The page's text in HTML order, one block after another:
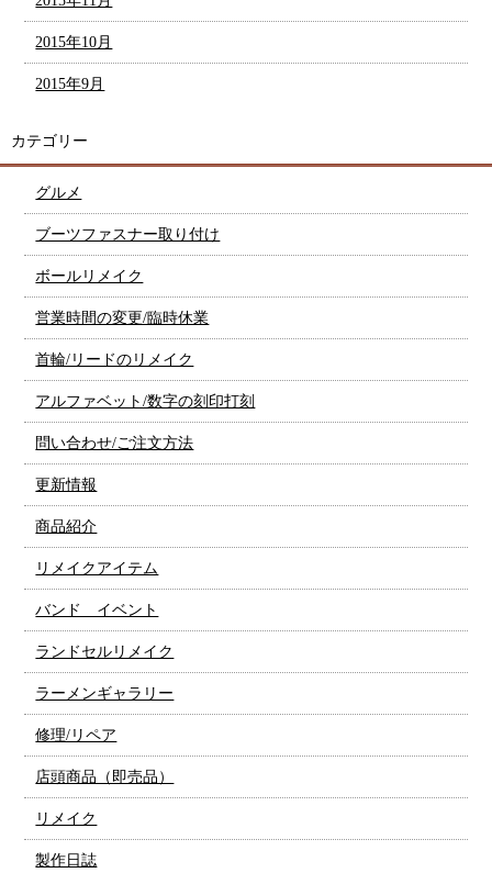
2015年10月
2015年9月
カテゴリー
グルメ
ブーツファスナー取り付け
ボールリメイク
営業時間の変更/臨時休業
首輪/リードのリメイク
アルファベット/数字の刻印打刻
問い合わせ/ご注文方法
更新情報
商品紹介
リメイクアイテム
バンド イベント
ランドセルリメイク
ラーメンギャラリー
修理/リペア
店頭商品（即売品）
リメイク
製作日誌